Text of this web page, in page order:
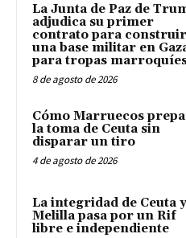
La Junta de Paz de
adjudica su primer
contrato para construir
una base militar en
para tropas
8 de agosto de 2026
Cómo Marruecos
la toma de Ceuta sin
disparar un tiro
4 de agosto de 2026
La integridad de Ceuta y
Melilla pasa por un Rif
libre e independiente